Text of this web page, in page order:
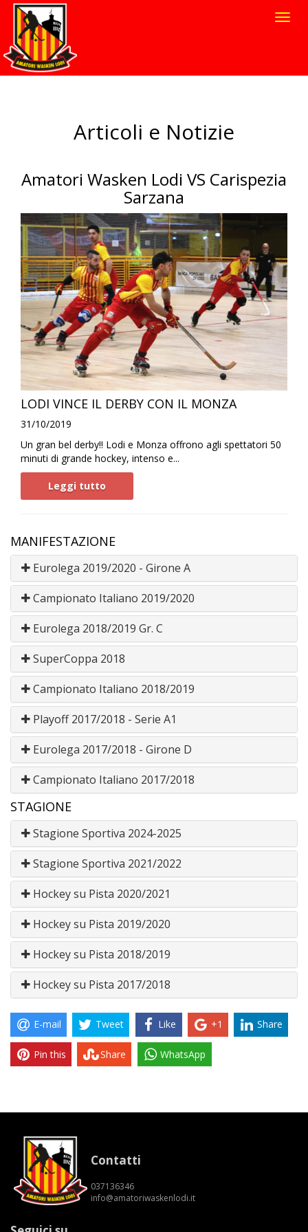
Articoli e Notizie
Amatori Wasken Lodi VS Carispezia
Sarzana
LODI VINCE IL DERBY CON IL MONZA
31/10/2019
Un gran bel derby!! Lodi e Monza offrono agli spettatori 50
minuti di grande hockey, intenso e...
Leggi tutto
MANIFESTAZIONE
Eurolega 2019/2020 - Girone A
Campionato Italiano 2019/2020
Eurolega 2018/2019 Gr. C
SuperCoppa 2018
Campionato Italiano 2018/2019
Playoff 2017/2018 - Serie A1
Eurolega 2017/2018 - Girone D
Campionato Italiano 2017/2018
STAGIONE
Stagione Sportiva 2024-2025
Stagione Sportiva 2021/2022
Hockey su Pista 2020/2021
Hockey su Pista 2019/2020
Hockey su Pista 2018/2019
Hockey su Pista 2017/2018
E-mail Tweet Like +1 Share
Pin this Share WhatsApp
Contatti
037136346
info@amatoriwaskenlodi.it